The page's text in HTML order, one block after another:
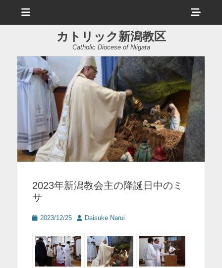
ュ
ヘ
ッ
ー
サ
ド
バ
ー
カトリック新潟教区
Catholic Diocese of Niigata
2023年新潟教会主の降誕日中のミ
サ
投
日
2023/12/25
投
者
Daisuke Narui